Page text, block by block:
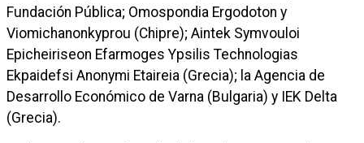
Fundación Pública; Omospondia Ergodoton y
Viomichanonkyprou (Chipre); Aintek Symvouloi
Epicheiriseon Efarmoges Ypsilis Technologias
Ekpaidefsi Anonymi Etaireia (Grecia); la Agencia de
Desarrollo Económico de Varna (Bulgaria) y IEK Delta
(Grecia).